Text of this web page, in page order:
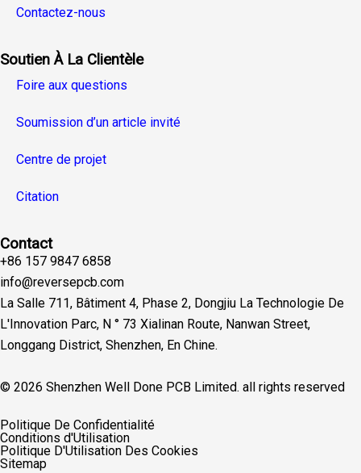
Contactez-nous
Soutien À La Clientèle
Foire aux questions
Soumission d’un article invité
Centre de projet
Citation
Contact
+86 157 9847 6858
info@reversepcb.com
La Salle 711, Bâtiment 4, Phase 2, Dongjiu La Technologie De
L'Innovation Parc, N ° 73 Xialinan Route, Nanwan Street,
Longgang District, Shenzhen, En Chine.
© 2026 Shenzhen Well Done PCB Limited. all rights reserved
Politique De Confidentialité
Conditions d'Utilisation
Politique D'Utilisation Des Cookies
Sitemap
Español
Deutsch
Русский